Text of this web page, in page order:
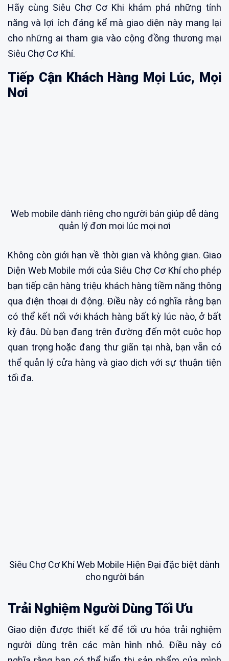
Hãy cùng Siêu Chợ Cơ Khi khám phá những tính
năng và lợi ích đáng kể mà giao diện này mang lại
cho những ai tham gia vào cộng đồng thương mại
Siêu Chợ Cơ Khí.
Tiếp Cận Khách Hàng Mọi Lúc, Mọi
Nơi
Web mobile dành riêng cho người bán giúp dễ dàng
quản lý đơn mọi lúc mọi nơi
Không còn giới hạn về thời gian và không gian. Giao
Diện Web Mobile mới của Siêu Chợ Cơ Khí cho phép
bạn tiếp cận hàng triệu khách hàng tiềm năng thông
qua điện thoại di động. Điều này có nghĩa rằng bạn
có thể kết nối với khách hàng bất kỳ lúc nào, ở bất
kỳ đâu. Dù bạn đang trên đường đến một cuộc họp
quan trọng hoặc đang thư giãn tại nhà, bạn vẫn có
thể quản lý cửa hàng và giao dịch với sự thuận tiện
tối đa.
Siêu Chợ Cơ Khí Web Mobile Hiện Đại đặc biệt dành
cho người bán
Trải Nghiệm Người Dùng Tối Ưu
Giao diện được thiết kế để tối ưu hóa trải nghiệm
người dùng trên các màn hình nhỏ. Điều này có